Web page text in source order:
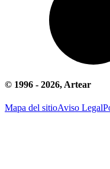
© 1996 - 2026, Artear
Mapa del sitioAviso Legal